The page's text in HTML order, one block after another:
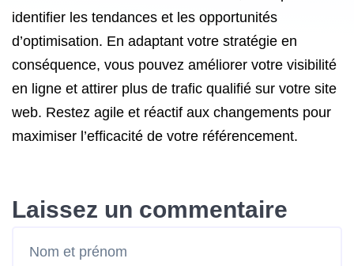
identifier les tendances et les opportunités
d’optimisation. En adaptant votre stratégie en
conséquence, vous pouvez améliorer votre visibilité
en ligne et attirer plus de trafic qualifié sur votre site
web. Restez agile et réactif aux changements pour
maximiser l’efficacité de votre référencement.
Laissez un commentaire